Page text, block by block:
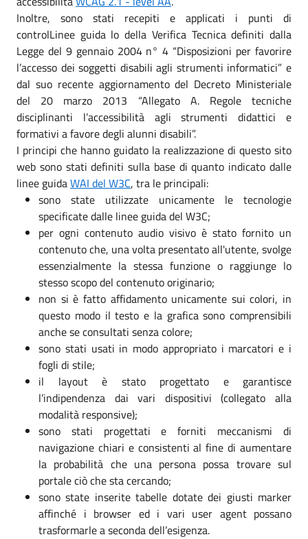
Inoltre, sono stati recepiti e applicati i punti di
controlLinee guida lo della Verifica Tecnica definiti dalla
Legge del 9 gennaio 2004 n° 4 “Disposizioni per favorire
l’accesso dei soggetti disabili agli strumenti informatici” e
dal suo recente aggiornamento del Decreto Ministeriale
del 20 marzo 2013 “Allegato A. Regole tecniche
disciplinanti l’accessibilità agli strumenti didattici e
formativi a favore degli alunni disabili”.
I principi che hanno guidato la realizzazione di questo sito
web sono stati definiti sulla base di quanto indicato dalle
linee guidaWAI del W3C, tra le principali:
sono state utilizzate unicamente le tecnologie
specificate dalle linee guida del W3C;
per ogni contenuto audio visivo è stato fornito un
contenuto che, una volta presentato all'utente, svolge
essenzialmente la stessa funzione o raggiunge lo
stesso scopo del contenuto originario;
non si è fatto affidamento unicamente sui colori, in
questo modo il testo e la grafica sono comprensibili
anche se consultati senza colore;
sono stati usati in modo appropriato i marcatori e i
fogli di stile;
il layout è stato progettato e garantisce
l’indipendenza dai vari dispositivi (collegato alla
modalità responsive);
sono stati progettati e forniti meccanismi di
navigazione chiari e consistenti al fine di aumentare
la probabilità che una persona possa trovare sul
portale ciò che sta cercando;
sono state inserite tabelle dotate dei giusti marker
affinché i browser ed i vari user agent possano
trasformarle a seconda dell’esigenza.